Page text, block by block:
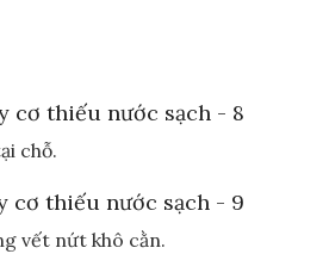
chỗ.
vết nứt khô cằn.